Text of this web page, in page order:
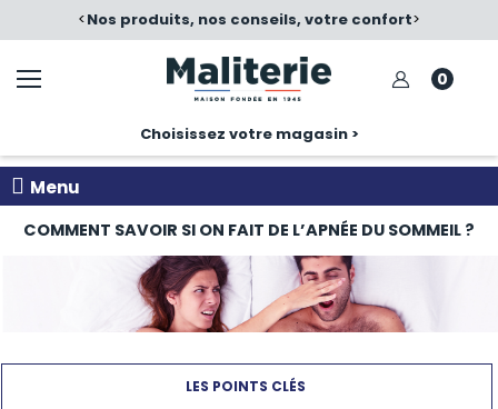
<
confort Satisfait ou échangé >
0
Choisissez votre magasin >
Menu
COMMENT SAVOIR SI ON FAIT DE L’APNÉE DU SOMMEIL ?
LES POINTS CLÉS